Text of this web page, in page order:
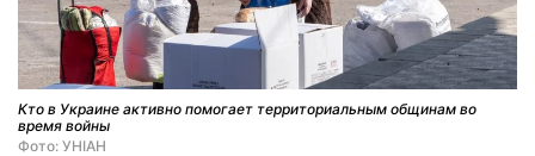
Кто в Украине активно помогает территориальным общинам во
время войны
Фото: УНІАН